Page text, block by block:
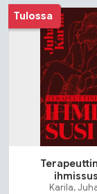
Tuoteluettelon
Tulossa
Karila,